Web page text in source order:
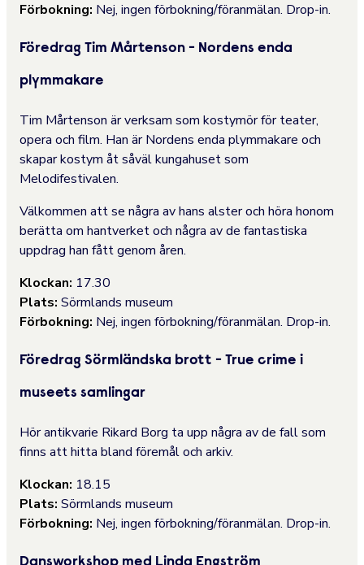
Förbokning: Nej, ingen förbokning/föranmälan. Drop-in.
Föredrag Tim Mårtenson - Nordens enda
plymmakare
Tim Mårtenson är verksam som kostymör för teater,
opera och film. Han är Nordens enda plymmakare och
skapar kostym åt såväl kungahuset som
Melodifestivalen.
Välkommen att se några av hans alster och höra honom
berätta om hantverket och några av de fantastiska
uppdrag han fått genom åren.
Klockan: 17.30
Plats: Sörmlands museum
Förbokning: Nej, ingen förbokning/föranmälan. Drop-in.
Föredrag Sörmländska brott - True crime i
museets samlingar
Hör antikvarie Rikard Borg ta upp några av de fall som
finns att hitta bland föremål och arkiv.
Klockan: 18.15
Plats: Sörmlands museum
Förbokning: Nej, ingen förbokning/föranmälan. Drop-in.